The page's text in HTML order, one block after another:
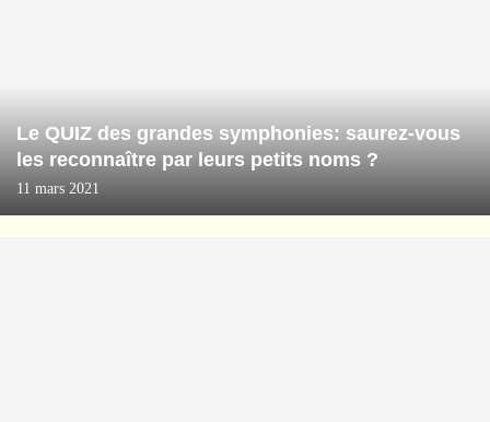
Le QUIZ des grandes symphonies: saurez-vous
les reconnaître par leurs petits noms ?
11 mars 2021